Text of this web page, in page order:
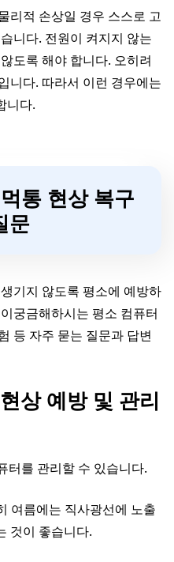
리적 손상일 경우 스스로 고
니다. 전원이 켜지지 않는
도록 해야 합니다. 오히려
니다. 따라서 이런 경우에는
니다.
통 현상 복구
문
기지 않도록 평소에 예방하
궁금해하시는 평소 컴퓨터
등 자주 묻는 질문과 답변
상 예방 및 관리
터를 관리할 수 있습니다.
여름에는 직사광선에 노출
것이 좋습니다.